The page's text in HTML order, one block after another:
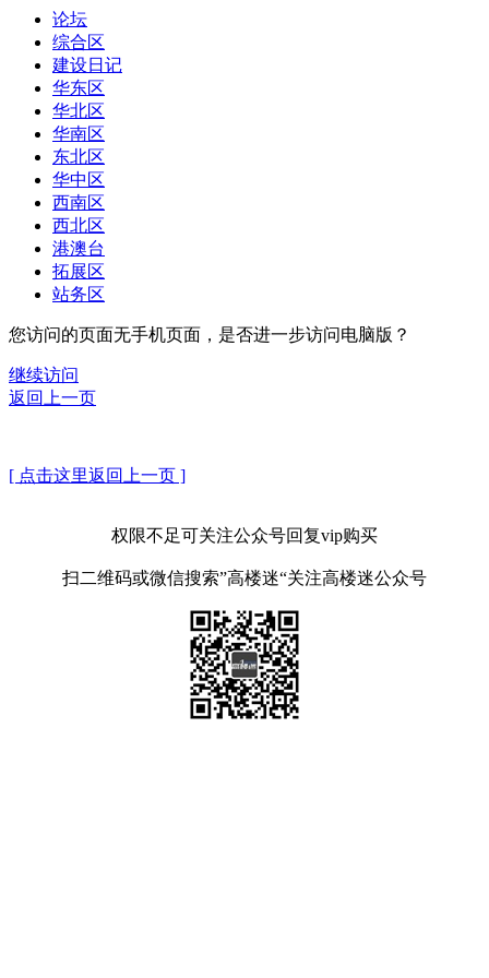
论坛
综合区
建设日记
华东区
华北区
华南区
东北区
华中区
西南区
西北区
港澳台
拓展区
站务区
您访问的页面无手机页面，是否进一步访问电脑版？
继续访问
返回上一页
[ 点击这里返回上一页 ]
权限不足可关注公众号回复vip购买
扫二维码或微信搜索”高楼迷“关注高楼迷公众号